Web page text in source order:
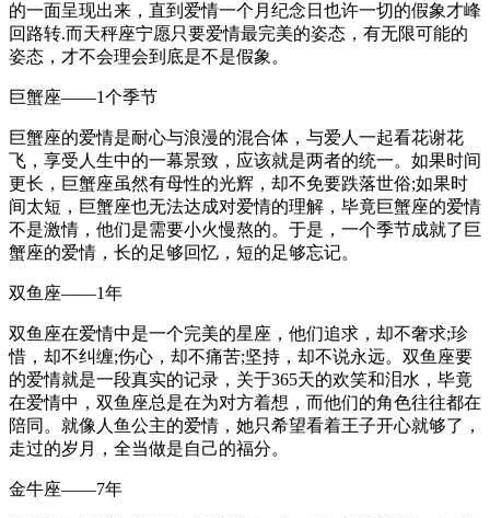
的一面呈现出来，直到爱情一个月纪念日也许一切的假象才峰
回路转.而天秤座宁愿只要爱情最完美的姿态，有无限可能的
姿态，才不会理会到底是不是假象。
巨蟹座——1个季节
巨蟹座的爱情是耐心与浪漫的混合体，与爱人一起看花谢花
飞，享受人生中的一幕景致，应该就是两者的统一。如果时间
更长，巨蟹座虽然有母性的光辉，却不免要跌落世俗;如果时
间太短，巨蟹座也无法达成对爱情的理解，毕竟巨蟹座的爱情
不是激情，他们是需要小火慢熬的。于是，一个季节成就了巨
蟹座的爱情，长的足够回忆，短的足够忘记。
双鱼座——1年
双鱼座在爱情中是一个完美的星座，他们追求，却不奢求;珍
惜，却不纠缠;伤心，却不痛苦;坚持，却不说永远。双鱼座要
的爱情就是一段真实的记录，关于365天的欢笑和泪水，毕竟
在爱情中，双鱼座总是在为对方着想，而他们的角色往往都在
陪同。就像人鱼公主的爱情，她只希望看着王子开心就够了，
走过的岁月，全当做是自己的福分。
金牛座——7年